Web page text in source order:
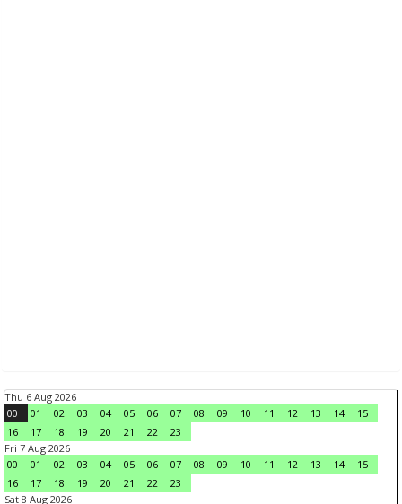
Thu 6 Aug 2026
00
01 02 03 04 05 06 07 08 09 10 11 12 13 14
15
16
17 18 19 20 21 22
23
Fri 7 Aug 2026
00
01 02 03 04 05 06 07 08 09 10 11 12 13 14
15
16
17 18 19 20 21 22
23
Sat 8 Aug 2026